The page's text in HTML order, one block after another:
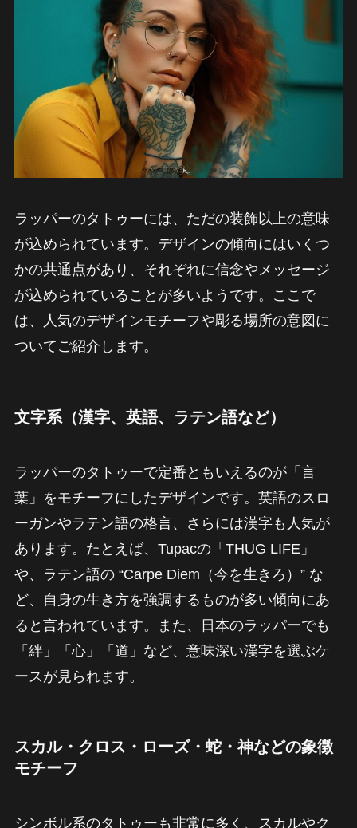
ラッパーのタトゥーには、ただの装飾以上の意味
が込められています。デザインの傾向にはいくつ
かの共通点があり、それぞれに信念やメッセージ
が込められていることが多いようです。ここで
は、人気のデザインモチーフや彫る場所の意図に
ついてご紹介します。
文字系（漢字、英語、ラテン語など）
ラッパーのタトゥーで定番ともいえるのが「言
葉」をモチーフにしたデザインです。英語のスロ
ーガンやラテン語の格言、さらには漢字も人気が
あります。たとえば、Tupacの「THUG LIFE」
や、ラテン語の “Carpe Diem（今を生きろ）” な
ど、自身の生き方を強調するものが多い傾向にあ
ると言われています。また、日本のラッパーでも
「絆」「心」「道」など、意味深い漢字を選ぶケ
ースが見られます。
スカル・クロス・ローズ・蛇・神などの象徴
モチーフ
シンボル系のタトゥーも非常に多く、スカルやク